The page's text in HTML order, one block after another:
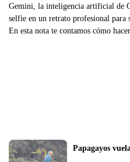
Gemini, la inteligencia artificial de
selfie en un retrato profesional
En esta nota te contamos cómo
Papagayos